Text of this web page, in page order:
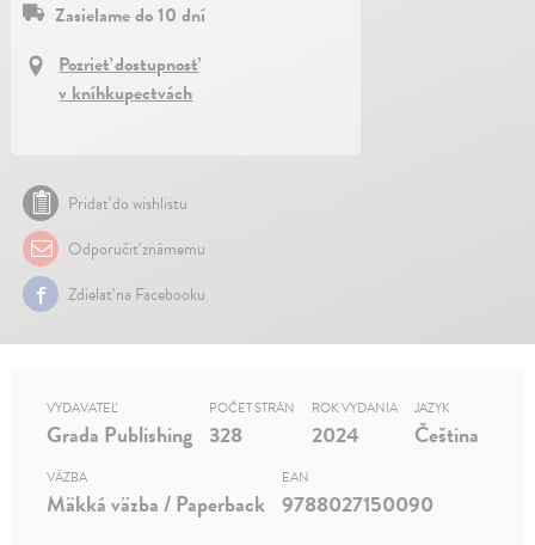
Zasielame do 10 dní
Pozrieť dostupnosť
v kníhkupectvách
Pridať do wishlistu
Odporučiť známemu
Zdielať na Facebooku
VYDAVATEĽ
Grada Publishing
POČET STRÁN
328
ROK VYDANIA
2024
JAZYK
Čeština
VÄZBA
Mäkká väzba / Paperback
EAN
9788027150090